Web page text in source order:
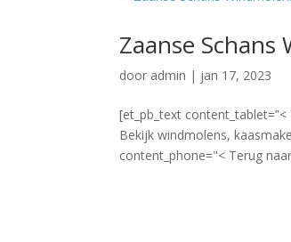
Zaanse
door admin | jan 17, 2023
[et_pb_text
Bekijk windmolens,
content_phone="< Terug